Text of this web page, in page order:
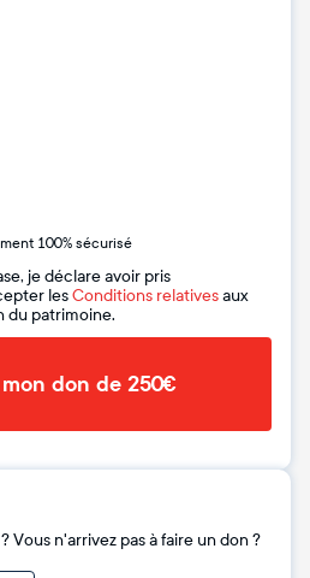
100% sécurisé
je déclare avoir pris
lesConditions relativesaux
du patrimoine.
don de 250€
Vous n'arrivez pas à faire un don ?